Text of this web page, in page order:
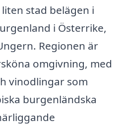
stad belägen i
i Österrike,
Regionen är
omgivning, med
vinodlingar som
burgenländska